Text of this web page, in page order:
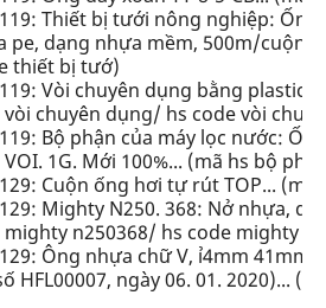
Thiết bị tưới nông nghiệp:
pe, dạng nhựa mềm, 500m/cuộn,
thiết bị tướ)
Vòi chuyên dụng bằng plastic
vòi chuyên dụng/ hs code vòi
Bộ phận của máy lọc nước:
1G. Mới 100%... (mã hs bộ
Cuộn ống hơi tự rút TOP...
Mighty N250. 368: Nở nhựa,
mighty n250368/ hs code mighty
Ông nhựa chữ V, ỉ4mm
HFL00007, ngày 06. 01. 2020)...